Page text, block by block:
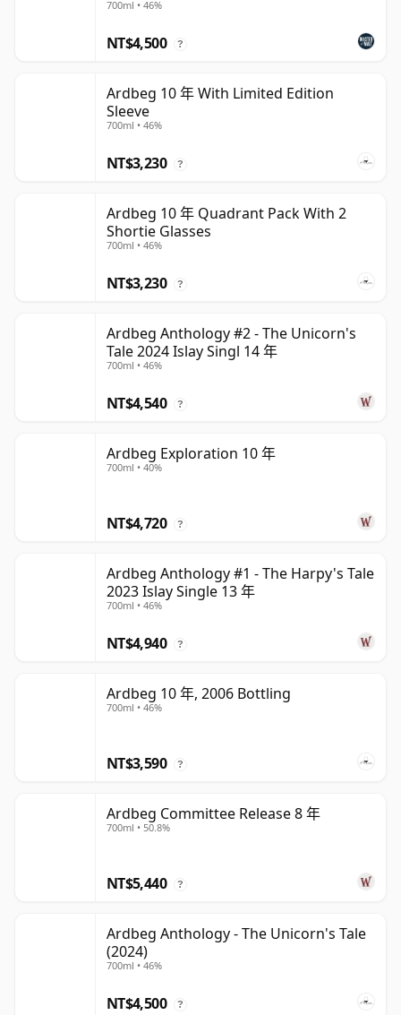
700ml • 46%
NT$4,500 ?
Ardbeg 10 年 With Limited Edition
Sleeve
700ml • 46%
NT$3,230 ?
Ardbeg 10 年 Quadrant Pack With 2
Shortie Glasses
700ml • 46%
NT$3,230 ?
Ardbeg Anthology #2 - The Unicorn's
Tale 2024 Islay Singl 14 年
700ml • 46%
NT$4,540 ?
Ardbeg Exploration 10 年
700ml • 40%
NT$4,720 ?
Ardbeg Anthology #1 - The Harpy's Tale
2023 Islay Single 13 年
700ml • 46%
NT$4,940 ?
Ardbeg 10 年, 2006 Bottling
700ml • 46%
NT$3,590 ?
Ardbeg Committee Release 8 年
700ml • 50.8%
NT$5,440 ?
Ardbeg Anthology - The Unicorn's Tale
(2024)
700ml • 46%
NT$4,500 ?